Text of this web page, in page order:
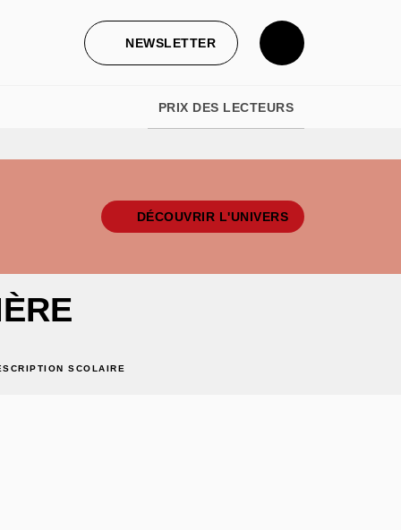
NEWSLETTER
PRIX DES LECTEURS
DÉCOUVRIR L'UNIVERS
SCOLAIRE